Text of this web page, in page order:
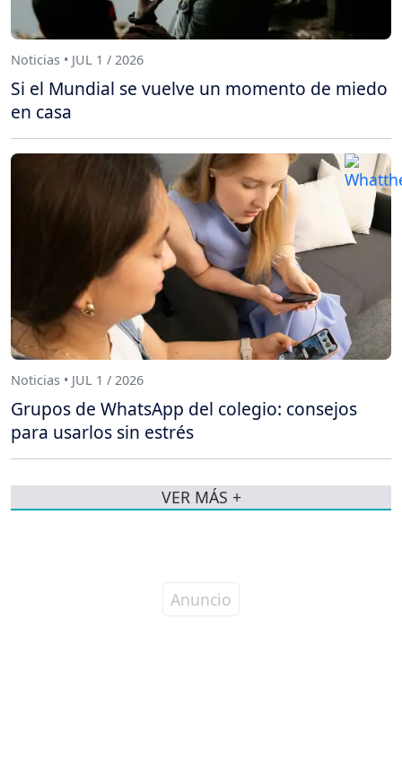
Noticias • JUL 1 / 2026
Si el Mundial se vuelve un momento de miedo
en casa
Noticias • JUL 1 / 2026
Grupos de WhatsApp del colegio: consejos
para usarlos sin estrés
VER MÁS +